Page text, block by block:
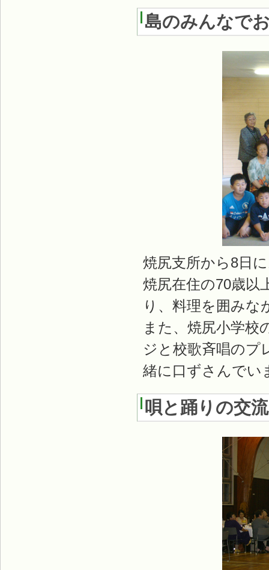
島のみんなで
焼尻支所から8日
焼尻在住の70歳以
り、料理を囲み
また、焼尻小学校
ジと校歌斉唱のプ
緒に口ずさんでい
唄と踊りの交